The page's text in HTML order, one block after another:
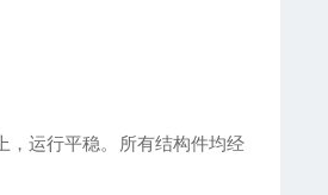
，运行平稳。所有结构件均经